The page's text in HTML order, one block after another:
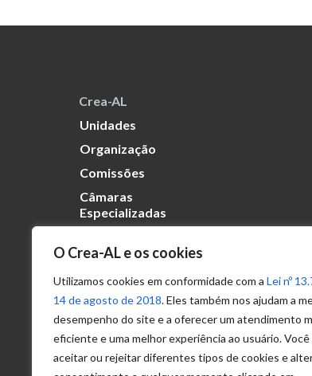
O Crea-AL e os cookies
Utilizamos cookies em conformidade com a Lei nº
14 de agosto de 2018. Eles também nos ajudam a
desempenho do site e a oferecer um atendimento
eficiente e uma melhor experiência ao usuário.
aceitar ou rejeitar diferentes tipos de cookies e
Crea-AL
Unidades
Organização
Comissões
Câmaras
Especializadas
Transparência
Portal
Acesso à
Informação
Política de
Privacidade de
Dados